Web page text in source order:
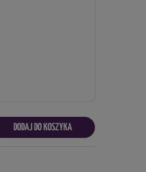
DODAJ DO KOSZYKA